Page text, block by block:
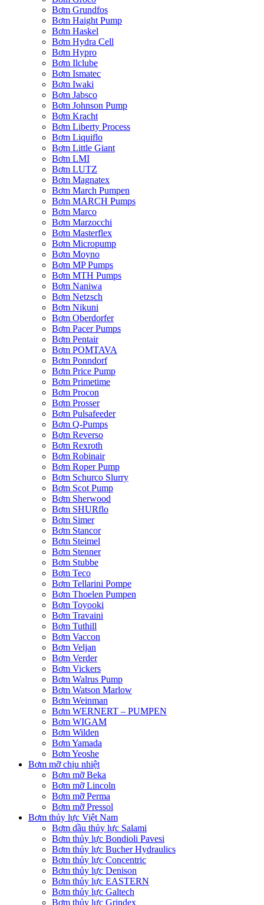
Bơm Grundfos
Bơm Haight Pump
Bơm Haskel
Bơm Hydra Cell
Bơm Hypro
Bơm Ilclube
Bơm Ismatec
Bơm Iwaki
Bơm Jabsco
Bơm Johnson Pump
Bơm Kracht
Bơm Liberty Process
Bơm Liquiflo
Bơm Little Giant
Bơm LMI
Bơm LUTZ
Bơm Magnatex
Bơm March Pumpen
Bơm MARCH Pumps
Bơm Marco
Bơm Marzocchi
Bơm Masterflex
Bơm Micropump
Bơm Moyno
Bơm MP Pumps
Bơm MTH Pumps
Bơm Naniwa
Bơm Netzsch
Bơm Nikuni
Bơm Oberdorfer
Bơm Pacer Pumps
Bơm Pentair
Bơm POMTAVA
Bơm Ponndorf
Bơm Price Pump
Bơm Primetime
Bơm Procon
Bơm Prosser
Bơm Pulsafeeder
Bơm Q-Pumps
Bơm Reverso
Bơm Rexroth
Bơm Robinair
Bơm Roper Pump
Bơm Schurco Slurry
Bơm Scot Pump
Bơm Sherwood
Bơm SHURflo
Bơm Simer
Bơm Stancor
Bơm Steimel
Bơm Stenner
Bơm Stubbe
Bơm Teco
Bơm Tellarini Pompe
Bơm Thoelen Pumpen
Bơm Toyooki
Bơm Travaini
Bơm Tuthill
Bơm Vaccon
Bơm Veljan
Bơm Verder
Bơm Vickers
Bơm Walrus Pump
Bơm Watson Marlow
Bơm Weinman
Bơm WERNERT – PUMPEN
Bơm WIGAM
Bơm Wilden
Bơm Yamada
Bơm Yeoshe
Bơm mỡ chịu nhiệt
Bơm mỡ Beka
Bơm mỡ Lincoln
Bơm mỡ Perma
Bơm mỡ Pressol
Bơm thủy lực Việt Nam
Bơm dầu thủy lực Salami
Bơm thủy lực Bondioli Pavesi
Bơm thủy lực Bucher Hydraulics
Bơm thủy lực Concentric
Bơm thủy lực Denison
Bơm thủy lực EASTERN
Bơm thủy lực Galtech
Bơm thủy lực Grindex